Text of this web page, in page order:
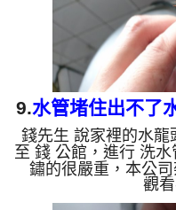
9.水管堵住出不了
錢先生 說家裡的水龍
至 錢 公館，進行 洗
鏽的很嚴重，本公
入 檸檬酸水 至管路
洗機 ，啟動 螺旋波
觀